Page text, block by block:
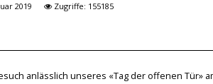
2019 Zugriffe: 155185
anlässlich unseres «Tag der offenen Tür»